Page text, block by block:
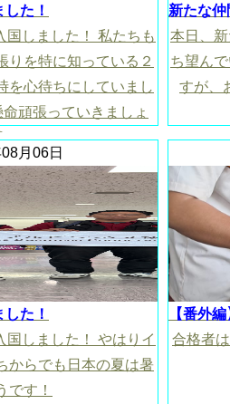
た！
国しました！ 私たちも
りを特に知っている２
を心待ちにしていまし
頑張っていきましょ
！
新たな仲
本日、
ち望ん
すが、
月06日
た！
しました！ やはりイ
からでも日本の夏は暑
です！
【番外
合格者